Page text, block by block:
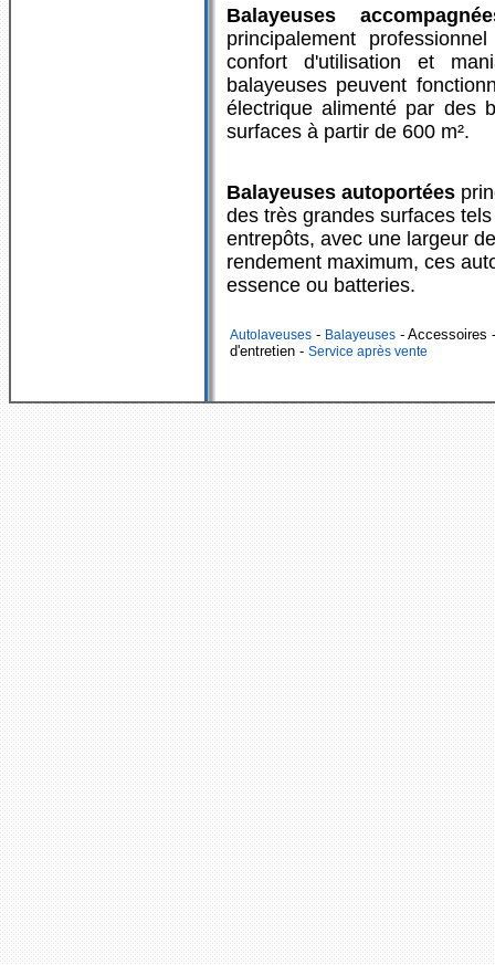
Balayeuses
principalement
confort d'utilisation et
balayeuses peuvent
électrique alimenté par des
surfaces à partir de 600 m².
Balayeuses autoportées
des très grandes surfaces
entrepôts, avec une largeur
rendement maximum, ces
essence ou batteries.
Autolaveuses - Balayeuses - Accessoires
d'entretien - Service après vente